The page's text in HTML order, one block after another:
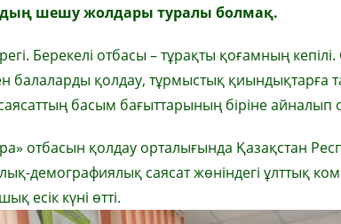
шешу жолдары туралы болмақ.
Берекелі отбасы – тұрақты қоғамның
балаларды қолдау, тұрмыстық қиындықтарға
басым бағыттарының біріне айналып
отбасын қолдау орталығында Қазақстан
демографиялық саясат жөніндегі ұлттық
есік күні өтті.